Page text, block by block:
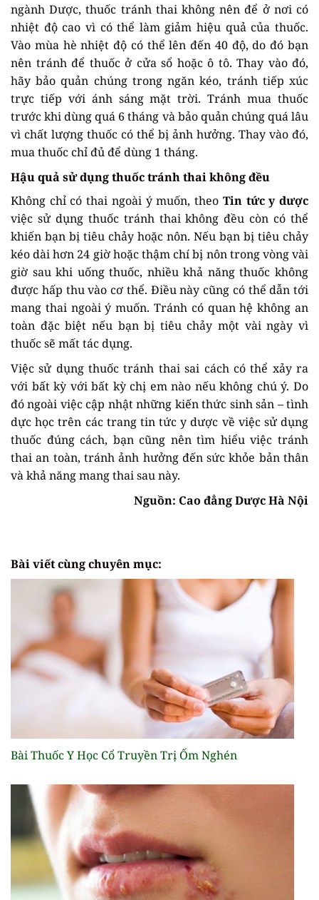
ngành Dược, thuốc tránh thai không nên để ở nơi có
nhiệt độ cao vì có thể làm giảm hiệu quả của thuốc.
Vào mùa hè nhiệt độ có thể lên đến 40 độ, do đó bạn
nên tránh để thuốc ở cửa sổ hoặc ô tô. Thay vào đó,
hãy bảo quản chúng trong ngăn kéo, tránh tiếp xúc
trực tiếp với ánh sáng mặt trời. Tránh mua thuốc
trước khi dùng quá 6 tháng và bảo quản chúng quá lâu
vì chất lượng thuốc có thể bị ảnh hưởng. Thay vào đó,
mua thuốc chỉ đủ để dùng 1 tháng.
Hậu quả sử dụng thuốc tránh thai không đều
Không chỉ có thai ngoài ý muốn, theo Tin tức y dược
việc sử dụng thuốc tránh thai không đều còn có thể
khiến bạn bị tiêu chảy hoặc nôn. Nếu bạn bị tiêu chảy
kéo dài hơn 24 giờ hoặc thậm chí bị nôn trong vòng vài
giờ sau khi uống thuốc, nhiều khả năng thuốc không
được hấp thu vào cơ thể. Điều này cũng có thể dẫn tới
mang thai ngoài ý muốn. Tránh có quan hệ không an
toàn đặc biệt nếu bạn bị tiêu chảy một vài ngày vì
thuốc sẽ mất tác dụng.
Việc sử dụng thuốc tránh thai sai cách có thể xảy ra
với bất kỳ với bất kỳ chị em nào nếu không chú ý. Do
đó ngoài việc cập nhật những kiến thức sinh sản – tình
dực học trên các trang tin tức y dược về việc sử dụng
thuốc đúng cách, bạn cũng nên tìm hiểu việc tránh
thai an toàn, tránh ảnh hưởng đến sức khỏe bản thân
và khả năng mang thai sau này.
Nguồn: Cao đẳng Dược Hà Nội
Bài viết cùng chuyên mục:
Bài Thuốc Y Học Cổ Truyền Trị Ốm Nghén